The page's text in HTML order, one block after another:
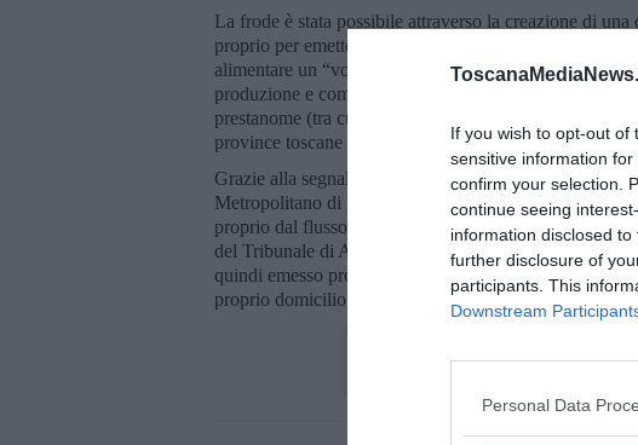
If you wish to opt-out of
sensitive information
confirm your selection.
continue seeing
information disclosed
further disclosure of
participants. This
Downstream
Personal Data
La frode è stata possibile attraverso la creazione di
proprio per emettere fatture false - inserite in uno
alimentare un “vortice” di fatture, a favore di società
produzione e commercializzazione di abbigliamento e
prestanome (tra cui anche un defunto) oppure a
province toscane e nel territorio laziale, ma anche in
Grazie alla segnalazione dei colleghi austriaci e al
Metropolitano di Palermo, i Finanzieri di San
proprio dal flusso finanziario e dai dati societari
del Tribunale di Arezzo, su richiesta della locale
quindi emesso provvedimento di cattura nei suoi
proprio domicilio.